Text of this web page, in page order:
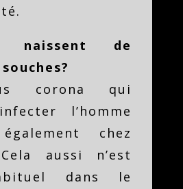
naissent de
corona qui
l’homme
chez
aussi n’est
dans le